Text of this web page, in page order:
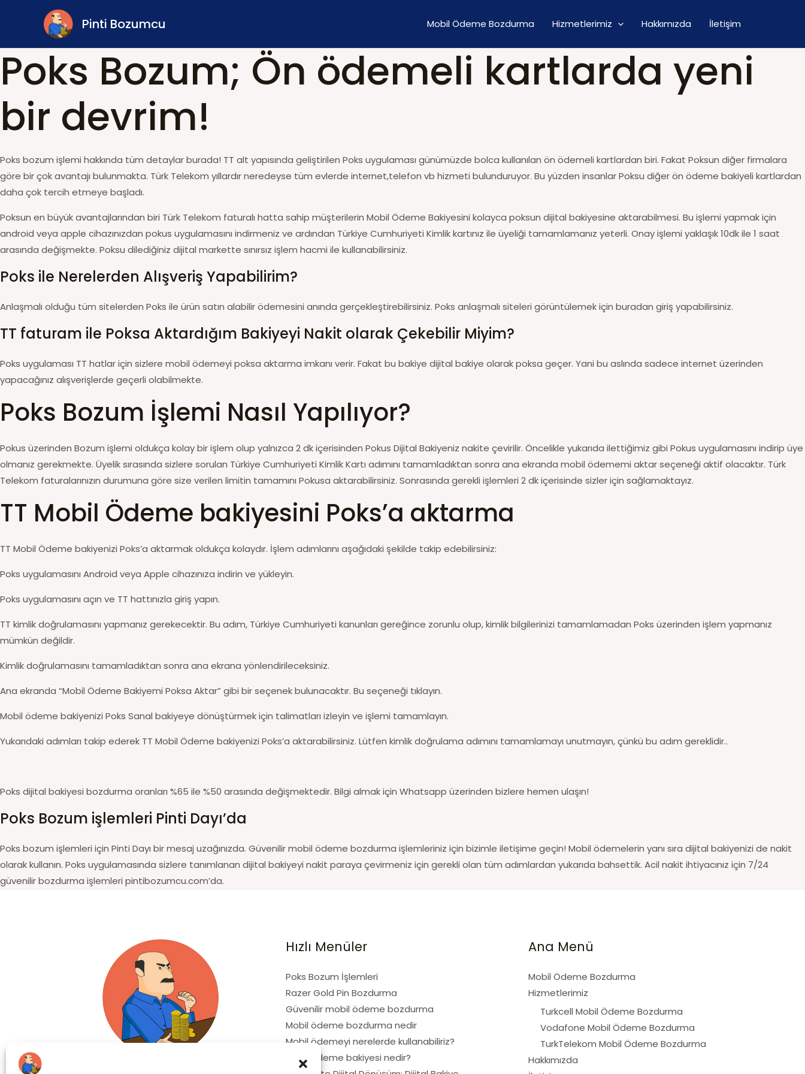
Pinti Bozumcu Mobil Ödeme Bozdurma Hizmetlerimiz Hakkımızda İletişim
Poks Bozum; Ön ödemeli kartlarda yeni
bir devrim!
Poks bozum işlemi hakkında tüm detaylar burada! TT alt yapısında geliştirilen Poks uygulaması günümüzde bolca kullanılan ön ödemeli kartlardan biri. Fakat Poksun diğer firmalara
göre bir çok avantajı bulunmakta. Türk Telekom yıllardır neredeyse tüm evlerde internet,telefon vb hizmeti bulunduruyor. Bu yüzden insanlar Poksu diğer ön ödeme bakiyeli kartlardan
daha çok tercih etmeye başladı.
Poksun en büyük avantajlarından biri Türk Telekom faturalı hatta sahip müşterilerin Mobil Ödeme Bakiyesini kolayca poksun dijital bakiyesine aktarabilmesi. Bu işlemi yapmak için
android veya apple cihazınızdan pokus uygulamasını indirmeniz ve ardından Türkiye Cumhuriyeti Kimlik kartınız ile üyeliği tamamlamanız yeterli. Onay işlemi yaklaşık 10dk ile 1 saat
arasında değişmekte. Poksu dilediğiniz dijital markette sınırsız işlem hacmi ile kullanabilirsiniz.
Poks ile Nerelerden Alışveriş Yapabilirim?
Anlaşmalı olduğu tüm sitelerden Poks ile ürün satın alabilir ödemesini anında gerçekleştirebilirsiniz. Poks anlaşmalı siteleri görüntülemek için buradan giriş yapabilirsiniz.
TT faturam ile Poksa Aktardığım Bakiyeyi Nakit olarak Çekebilir Miyim?
Poks uygulaması TT hatlar için sizlere mobil ödemeyi poksa aktarma imkanı verir. Fakat bu bakiye dijital bakiye olarak poksa geçer. Yani bu aslında sadece internet üzerinden
yapacağınız alışverişlerde geçerli olabilmekte.
Poks Bozum İşlemi Nasıl Yapılıyor?
Pokus üzerinden Bozum işlemi oldukça kolay bir işlem olup yalnızca 2 dk içerisinden Pokus Dijital Bakiyeniz nakite çevirilir. Öncelikle yukarıda ilettiğimiz gibi Pokus uygulamasını indirip üye
olmanız gerekmekte. Üyelik sırasında sizlere sorulan Türkiye Cumhuriyeti Kimlik Kartı adımını tamamladıktan sonra ana ekranda mobil ödememi aktar seçeneği aktif olacaktır. Türk
Telekom faturalarınızın durumuna göre size verilen limitin tamamını Pokusa aktarabilirsiniz. Sonrasında gerekli işlemleri 2 dk içerisinde sizler için sağlamaktayız.
TT Mobil Ödeme bakiyesini Poks’a aktarma
TT Mobil Ödeme bakiyenizi Poks’a aktarmak oldukça kolaydır. İşlem adımlarını aşağıdaki şekilde takip edebilirsiniz:
Poks uygulamasını Android veya Apple cihazınıza indirin ve yükleyin.
Poks uygulamasını açın ve TT hattınızla giriş yapın.
TT kimlik doğrulamasını yapmanız gerekecektir. Bu adım, Türkiye Cumhuriyeti kanunları gereğince zorunlu olup, kimlik bilgilerinizi tamamlamadan Poks üzerinden işlem yapmanız
mümkün değildir.
Kimlik doğrulamasını tamamladıktan sonra ana ekrana yönlendirileceksiniz.
Ana ekranda “Mobil Ödeme Bakiyemi Poksa Aktar” gibi bir seçenek bulunacaktır. Bu seçeneği tıklayın.
Mobil ödeme bakiyenizi Poks Sanal bakiyeye dönüştürmek için talimatları izleyin ve işlemi tamamlayın.
Yukarıdaki adımları takip ederek TT Mobil Ödeme bakiyenizi Poks’a aktarabilirsiniz. Lütfen kimlik doğrulama adımını tamamlamayı unutmayın, çünkü bu adım gereklidir..
Poks dijital bakiyesi bozdurma oranları %65 ile %50 arasında değişmektedir. Bilgi almak için Whatsapp üzerinden bizlere hemen ulaşın!
Poks Bozum işlemleri Pinti Dayı’da
Poks bozum işlemleri için Pinti Dayı bir mesaj uzağınızda. Güvenilir mobil ödeme bozdurma işlemleriniz için bizimle iletişime geçin! Mobil ödemelerin yanı sıra dijital bakiyenizi de nakit
olarak kullanın. Poks uygulamasında sizlere tanımlanan dijital bakiyeyi nakit paraya çevirmeniz için gerekli olan tüm adımlardan yukarıda bahsettik. Acil nakit ihtiyacınız için 7/24
güvenilir bozdurma işlemleri pintibozumcu.com’da.
Hızlı Menüler
Poks Bozum İşlemleri
Razer Gold Pin Bozdurma
Güvenilir mobil ödeme bozdurma
Mobil ödeme bozdurma nedir
Mobil ödemeyi nerelerde kullanabiliriz?
Mobil ödeme bakiyesi nedir?
Ana Menü
Mobil Ödeme Bozdurma
Hizmetlerimiz
Turkcell Mobil Ödeme Bozdurma
Vodafone Mobil Ödeme Bozdurma
TurkTelekom Mobil Ödeme Bozdurma
Hakkımızda